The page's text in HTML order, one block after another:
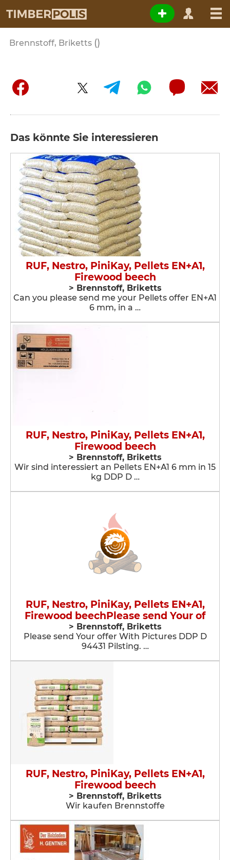
Brennstoff, Briketts ()
Das könnte Sie interessieren
RUF, Nestro, PiniKay, Pellets EN+A1,
Firewood beech
> Brennstoff, Briketts
​Can you please send me your Pellets offer EN+A1
6 mm, in a …
RUF, Nestro, PiniKay, Pellets EN+A1,
Firewood beech
> Brennstoff, Briketts
Wir sind interessiert an Pellets EN+A1 6 mm in 15
kg DDP D …
RUF, Nestro, PiniKay, Pellets EN+A1,
Firewood beechPlease send Your of
> Brennstoff, Briketts
Please send Your offer With Pictures DDP D
94431 Pilsting. …
RUF, Nestro, PiniKay, Pellets EN+A1,
Firewood beech
> Brennstoff, Briketts
Wir kaufen Brennstoffe